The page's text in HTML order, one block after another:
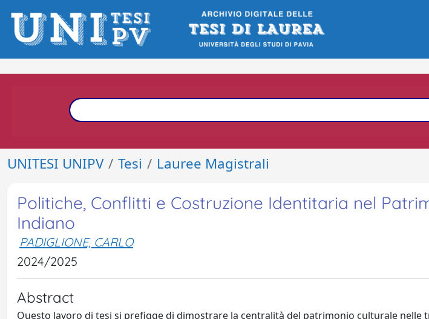
UNITESI UNIPV Tesi Lauree Magistrali
Politiche, Conflitti e Costruzione Identitaria nel
Indiano
PADIGLIONE, CARLO
2024/2025
Abstract
Questo lavoro di tesi si prefigge di dimostrare la centralità del patrimonio culturale